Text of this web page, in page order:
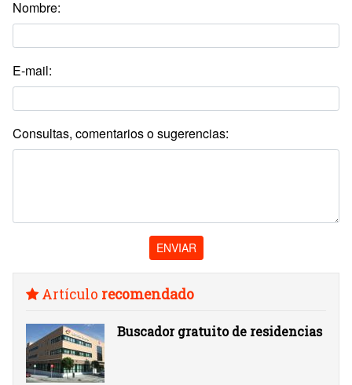
Nombre:
E-mail:
Consultas, comentarios o sugerencias:
ENVIAR
Artículo recomendado
Buscador gratuito de residencias